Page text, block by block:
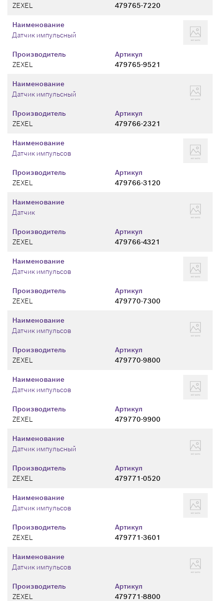
ZEXEL
479765-7220
Производитель
ZEXEL
Артикул
479765-9521
Наименование
Датчик импульсный
Производитель
ZEXEL
Артикул
479766-2321
Наименование
Датчик импульсный
Производитель
ZEXEL
Артикул
479766-3120
Наименование
Датчик импульсов
Производитель
ZEXEL
Артикул
479766-4321
Наименование
Датчик
Производитель
ZEXEL
Артикул
479770-7300
Наименование
Датчик импульсов
Производитель
ZEXEL
Артикул
479770-9800
Наименование
Датчик импульсов
Производитель
ZEXEL
Артикул
479770-9900
Наименование
Датчик импульсов
Производитель
ZEXEL
Артикул
479771-0520
Наименование
Датчик импульсный
Производитель
ZEXEL
Артикул
479771-3601
Наименование
Датчик импульсов
Производитель
ZEXEL
Артикул
479771-8800
Наименование
Датчик импульсов